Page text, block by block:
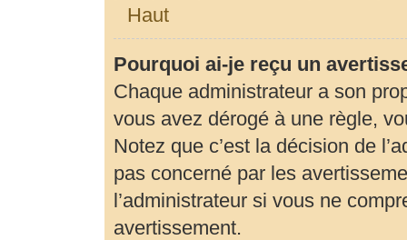
Haut
Pourquoi ai-je reçu un
Chaque administrateur a son
vous avez dérogé à une règle,
Notez que c’est la décision de
pas concerné par les
l’administrateur si vous ne
avertissement.